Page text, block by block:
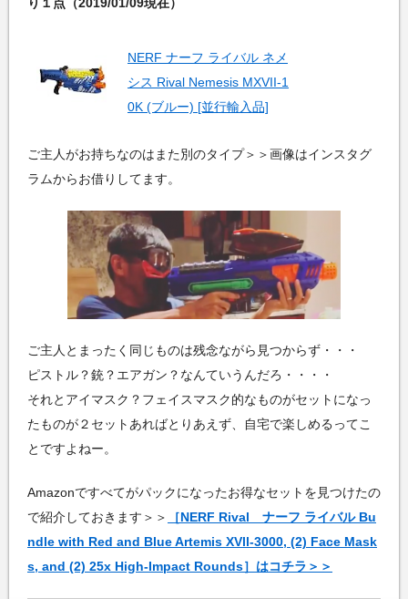
NERF ナーフ ライバル ネメ
シス Rival Nemesis MXVII-1
0K (ブルー) [並行輸入品]
ご主人がお持ちなのはまた別のタイプ＞＞画像はインスタグ
ラムからお借りしてます。
ご主人とまったく同じものは残念ながら見つからず・・・
ピストル？銃？エアガン？なんていうんだろ・・・・
それとアイマスク？フェイスマスク的なものがセットになっ
たものが２セットあればとりあえず、自宅で楽しめるってこ
とですよねー。
Amazonですべてがパックになったお得なセットを見つけたの
で紹介しておきます＞＞
［NERF Rival ナーフ ライバル Bu
ndle with Red and Blue Artemis XVll-3000, (2) Face Mask
s, and (2) 25x High-Impact Rounds］はコチラ＞＞